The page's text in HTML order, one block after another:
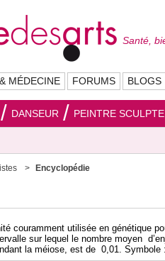
Santé,
MÉDECINE FORUMS BLOGS
DANSEUR PEINTRE
Encyclopédie
couramment utilisée en génétique
sur lequel le nombre moyen
la méiose, est de 0,01. Symbole